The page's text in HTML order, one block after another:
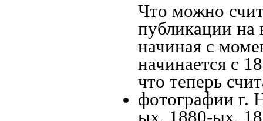
Что можно
публикации
начиная c
начинается с
что теперь
фотографии г.
ых, 1880-ых,